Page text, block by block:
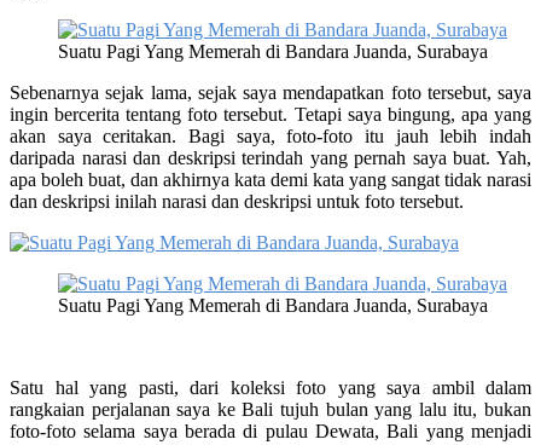
Suatu Pagi Yang Memerah di Bandara Juanda, Surabaya
Sebenarnya sejak lama, sejak saya mendapatkan foto tersebut, saya
ingin bercerita tentang foto tersebut. Tetapi saya bingung, apa yang
akan saya ceritakan. Bagi saya, foto-foto itu jauh lebih indah
daripada narasi dan deskripsi terindah yang pernah saya buat. Yah,
apa boleh buat, dan akhirnya kata demi kata yang sangat tidak narasi
dan deskripsi inilah narasi dan deskripsi untuk foto tersebut.
Suatu Pagi Yang Memerah di Bandara Juanda, Surabaya
Satu hal yang pasti, dari koleksi foto yang saya ambil dalam
rangkaian perjalanan saya ke Bali tujuh bulan yang lalu itu, bukan
foto-foto selama saya berada di pulau Dewata, Bali yang menjadi